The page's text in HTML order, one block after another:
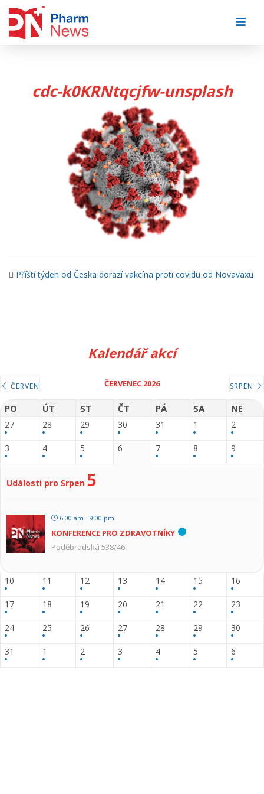
cdc-k0KRNtqcjfw-unsplash
Příští týden od Česka dorazí vakcína proti covidu od Novavaxu
Kalendář akcí
ČERVEN ČERVENEC 2026 SRPEN
PO ÚT ST ČT PÁ SA NE
27 28 29 30 31 1 2
3 4 5 6 7 8 9
Události pro Srpen 5
6:00 am - 9:00 pm
KONFERENCE PRO ZDRAVOTNÍKY
Poděbradská 538/46
10 11 12 13 14 15 16
17 18 19 20 21 22 23
24 25 26 27 28 29 30
31 1 2 3 4 5 6